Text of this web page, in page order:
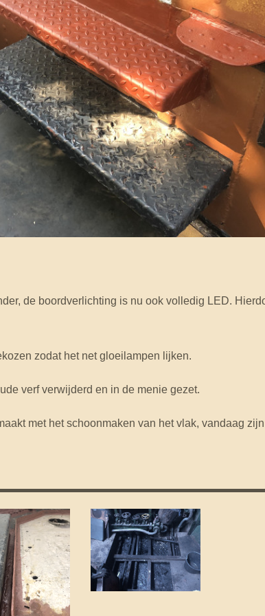
de boordverlichting is nu ook volledig LED.
zodat het net gloeilampen lijken.
verf verwijderd en in de menie gezet.
met het schoonmaken van het vlak, vandaag zijn